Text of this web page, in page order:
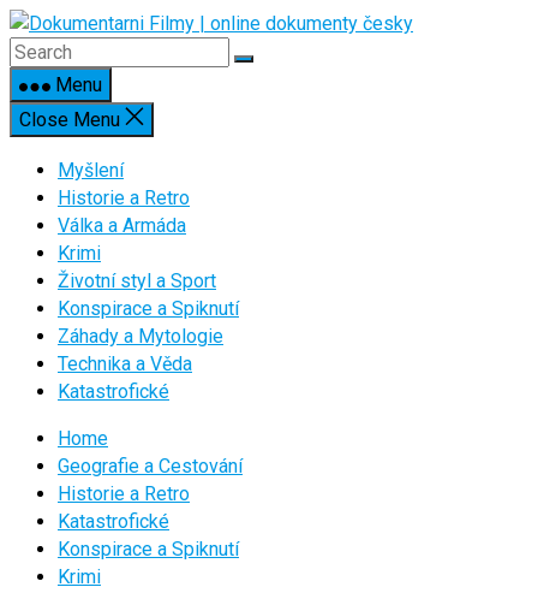
Skip
to
contentMenu
Close Menu
Myšlení
Historie a Retro
Válka a Armáda
Krimi
Životní styl a Sport
Konspirace a Spiknutí
Záhady a Mytologie
Technika a Věda
Katastrofické
Home
Geografie a Cestování
Historie a Retro
Katastrofické
Konspirace a Spiknutí
Krimi